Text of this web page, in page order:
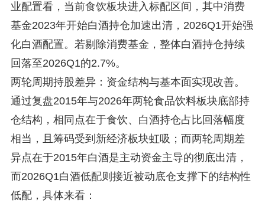
业配置看，当前食饮板块进入标配区间，其中消费
基金2023年开始白酒持仓加速出清，2026Q1开始强
化白酒配置。若剔除消费基金，整体白酒持仓持续
回落至2026Q1的2.7%。
两轮周期持股差异：资金结构与基本面实现改善。
通过复盘2015年与2026年两轮食品饮料板块底部持
仓结构，相同点在于食饮、白酒持仓占比回落幅度
相当，且筹码受到新经济板块虹吸；而两轮周期差
异点在于2015年白酒是主动资金主导的彻底出清，
而2026Q1白酒低配则接近被动底仓支撑下的结构性
低配，具体来看：